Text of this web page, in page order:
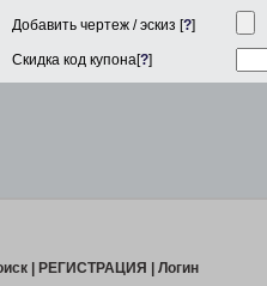
Добавить чертеж / эскиз [?]
Скидка код купона[?]
| РЕГИСТРАЦИЯ Логин